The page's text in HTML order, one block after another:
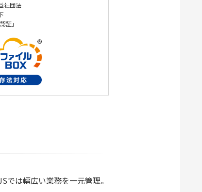
社団法
証」
は幅広い業務を一元管理。